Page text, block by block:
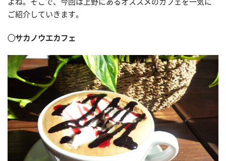
よね。そこで、今回は上野にあるオススメのカフェを一気に
ご紹介していきます。
◯サカノウエカフェ